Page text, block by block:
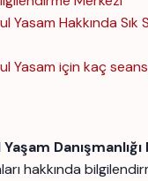
Hakkında Sık
Yasam için kaç
Danışmanlığı
hakkında